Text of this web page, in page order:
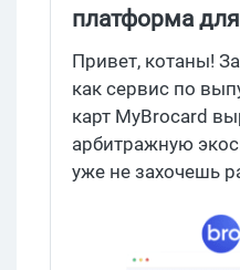
платформа
Привет, котаны!
как сервис по
карт MyBrocard
арбитражную
уже не захочешь
крышей все, что
сегодня: